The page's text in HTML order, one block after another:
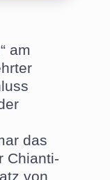
am
das
Chianti-
von